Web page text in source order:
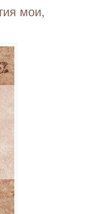
мои,